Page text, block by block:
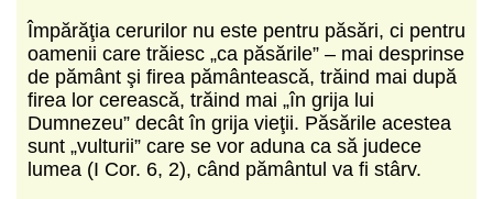
Împărăţia cerurilor nu este pentru păsări, ci pentru
oamenii care trăiesc „ca păsările” – mai desprinse
de pământ şi firea pământească, trăind mai după
firea lor cerească, trăind mai „în grija lui
Dumnezeu” decât în grija vieţii. Păsările acestea
sunt „vulturii” care se vor aduna ca să judece
lumea (I Cor. 6, 2), când pământul va fi stârv.